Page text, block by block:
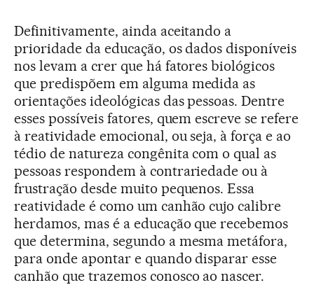
Definitivamente, ainda aceitando a
prioridade da educação, os dados disponíveis
nos levam a crer que há fatores biológicos
que predispõem em alguma medida as
orientações ideológicas das pessoas. Dentre
esses possíveis fatores, quem escreve se refere
à reatividade emocional, ou seja, à força e ao
tédio de natureza congênita com o qual as
pessoas respondem à contrariedade ou à
frustração desde muito pequenos. Essa
reatividade é como um canhão cujo calibre
herdamos, mas é a educação que recebemos
que determina, segundo a mesma metáfora,
para onde apontar e quando disparar esse
canhão que trazemos conosco ao nascer.